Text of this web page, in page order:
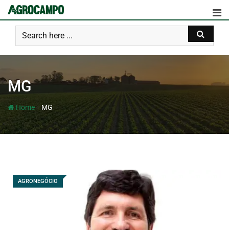
MG
Home- MG
AGRONEGÓCIO